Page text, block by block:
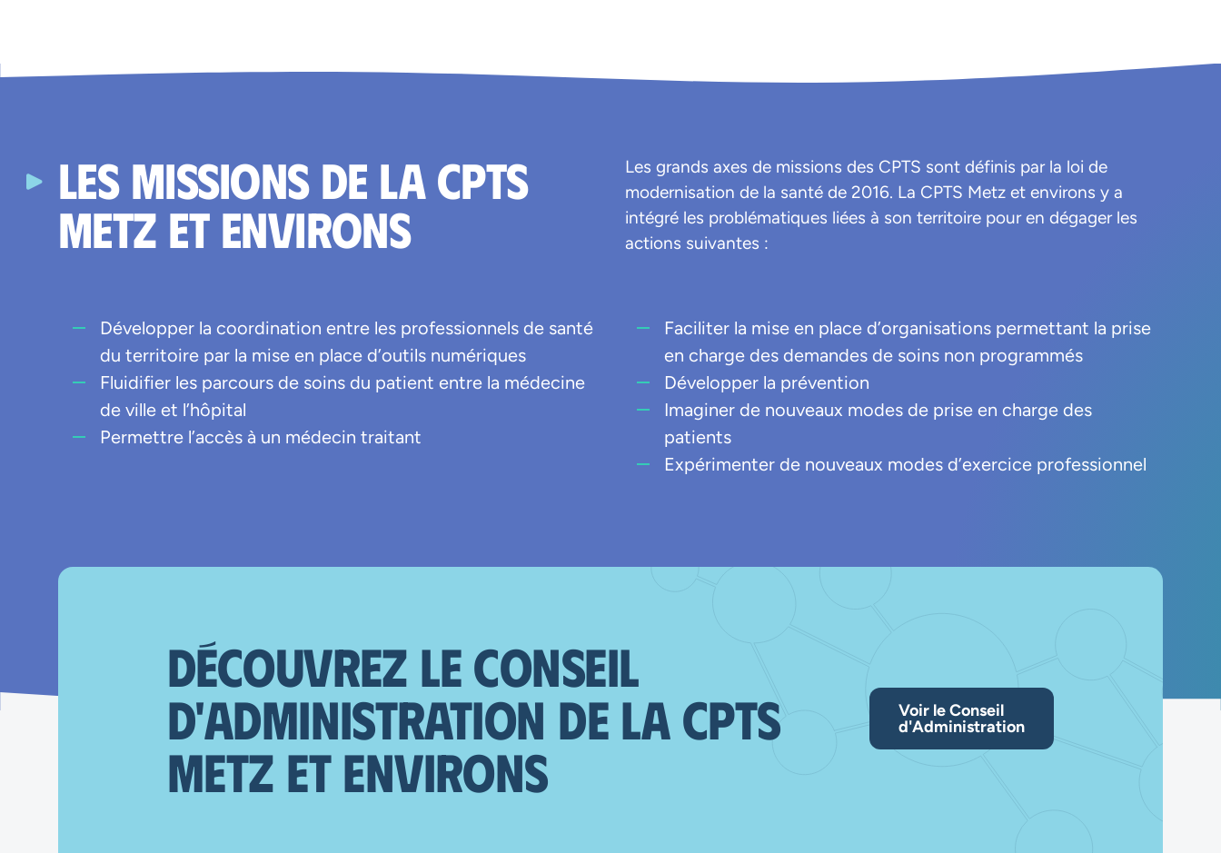
Les Missions de la CPTS
Metz et environs
Les grands axes de missions des CPTS sont définis par la loi de
modernisation de la santé de 2016. La CPTS Metz et environs y a
intégré les problématiques liées à son territoire pour en dégager les
actions suivantes :
Développer la coordination entre les professionnels de santé
du territoire par la mise en place d’outils numériques
Fluidifier les parcours de soins du patient entre la médecine
de ville et l’hôpital
Permettre l’accès à un médecin traitant
Faciliter la mise en place d’organisations permettant la prise
en charge des demandes de soins non programmés
Développer la prévention
Imaginer de nouveaux modes de prise en charge des
patients
Expérimenter de nouveaux modes d’exercice professionnel
Découvrez le Conseil
d'Administration de la CPTS
Metz et environs
Voir le Conseil
d'Administration